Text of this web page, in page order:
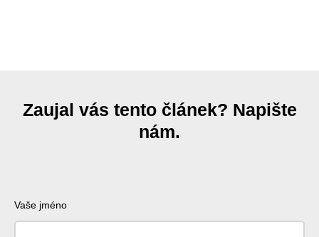
Zaujal vás tento článek? Napište
nám.
Vaše jméno